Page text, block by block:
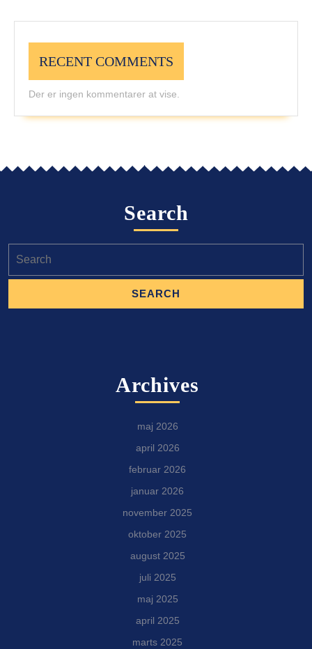
RECENT COMMENTS
Der er ingen kommentarer at vise.
Search
for:
Archives
maj 2026
april 2026
februar 2026
januar 2026
november 2025
oktober 2025
august 2025
juli 2025
maj 2025
april 2025
marts 2025